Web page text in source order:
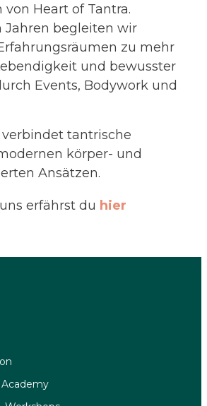
von Heart of Tantra.
Jahren begleiten wir
zu mehr
und bewusster
Events, Bodywork und
tantrische
körper- und
Ansätzen.
erfährst du hier
Academy